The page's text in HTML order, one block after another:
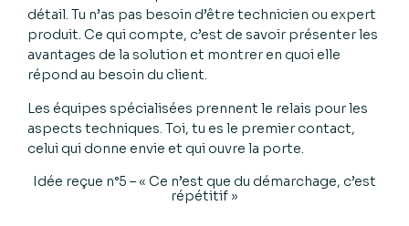
détail. Tu n’as pas besoin d’être technicien ou expert
produit. Ce qui compte, c’est de savoir présenter les
avantages de la solution et montrer en quoi elle
répond au besoin du client.
Les équipes spécialisées prennent le relais pour les
aspects techniques. Toi, tu es le premier contact,
celui qui donne envie et qui ouvre la porte.
Idée reçue n°5 – « Ce n’est que du démarchage, c’est
répétitif »